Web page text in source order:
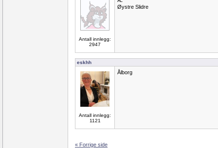
Antall innlegg:
2947
Øystre Slidre
eskhh
Antall innlegg:
1121
Ålborg
« Forrige side